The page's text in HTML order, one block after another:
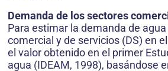
Demanda de los sectores
Para estimar la demanda de
comercial y de servicios (DS) en
el valor obtenido en el primer
agua (IDEAM, 1998), basándose